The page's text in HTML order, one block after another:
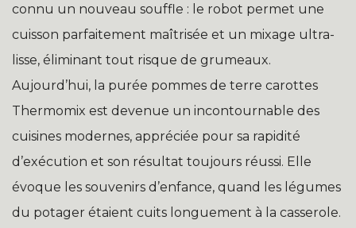
connu un nouveau souffle : le robot permet une
cuisson parfaitement maîtrisée et un mixage ultra-
lisse, éliminant tout risque de grumeaux.
Aujourd’hui, la purée pommes de terre carottes
Thermomix est devenue un incontournable des
cuisines modernes, appréciée pour sa rapidité
d’exécution et son résultat toujours réussi. Elle
évoque les souvenirs d’enfance, quand les légumes
du potager étaient cuits longuement à la casserole.